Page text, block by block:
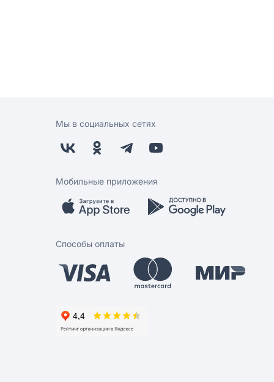
Мы в социальных сетях
Мобильные приложения
Способы оплаты